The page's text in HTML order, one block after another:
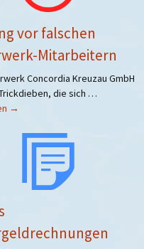
vor falschen
Mitarbeitern
Concordia Kreuzau GmbH
die sich …
→